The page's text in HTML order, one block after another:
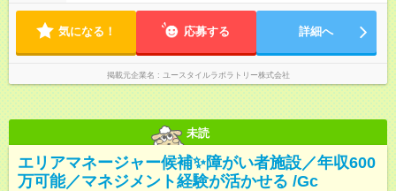
気になる！ 応募する 詳細へ
掲載元企業名 ユースタイルラボラトリー株式会社
未読
エリアマネージャー候補✨障がい者施設／年収600
万可能／マネジメント経験が活かせる /Gc